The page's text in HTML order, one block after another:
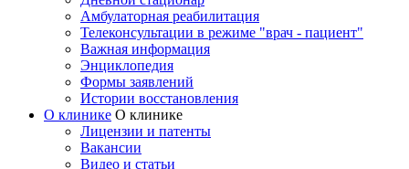
Амбулаторная реабилитация
Телеконсультации в режиме "врач - пациент"
Важная информация
Энциклопедия
Формы заявлений
Истории восстановления
О клинике О клинике
Лицензии и патенты
Вакансии
Видео и статьи